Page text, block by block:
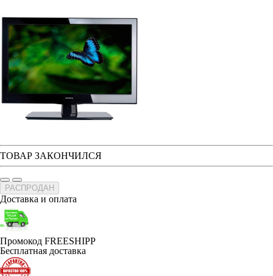
ТОВАР ЗАКОНЧИЛСЯ
РАСПРОДАН
Доставка и оплата
Промокод FREESHIPP
Бесплатная доставка